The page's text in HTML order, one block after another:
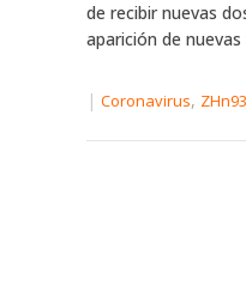
de recibir nuevas
aparición de
| Coronavirus,